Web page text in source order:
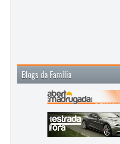
Blogs da Família